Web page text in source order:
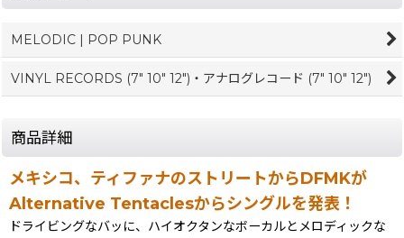
MELODIC | POP PUNK
VINYL RECORDS (7" 10" 12")・アナログレコード (7" 10" 12")
商品詳細
メキシコ、ティファナのストリートからDFMKが
Alternative Tentaclesからシングルを発表！
ドライビングなバッに、ハイオクタンなボーカルとメロディックな